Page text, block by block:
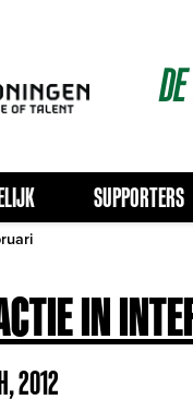
DE
SUPPORTERS
IN
2012